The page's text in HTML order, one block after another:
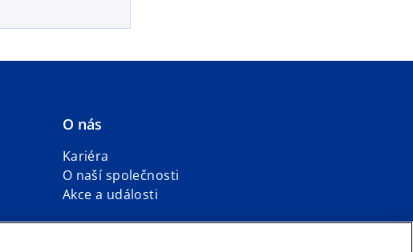
O nás
Kariéra
O naší společnosti
Akce a události